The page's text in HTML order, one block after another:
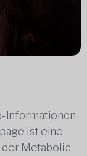
Informationen
ist eine
Metabolic